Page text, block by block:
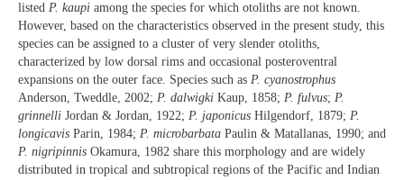
listed P. kaupi among the species for which otoliths are not known.
However, based on the characteristics observed in the present study, this
species can be assigned to a cluster of very slender otoliths,
characterized by low dorsal rims and occasional posteroventral
expansions on the outer face. Species such as P. cyanostrophus
Anderson, Tweddle, 2002; P. dalwigki Kaup, 1858; P. fulvus; P.
grinnelli Jordan & Jordan, 1922; P. japonicus Hilgendorf, 1879; P.
longicavis Parin, 1984; P. microbarbata Paulin & Matallanas, 1990; and
P. nigripinnis Okamura, 1982 share this morphology and are widely
distributed in tropical and subtropical regions of the Pacific and Indian